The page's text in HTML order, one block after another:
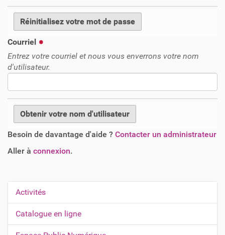
Courriel
Entrez votre courriel et nous vous enverrons votre nom
d'utilisateur.
Besoin de davantage d'aide ? Contacter un administrateur
Aller à connexion.
N
a
v
Activités
Catalogue en ligne